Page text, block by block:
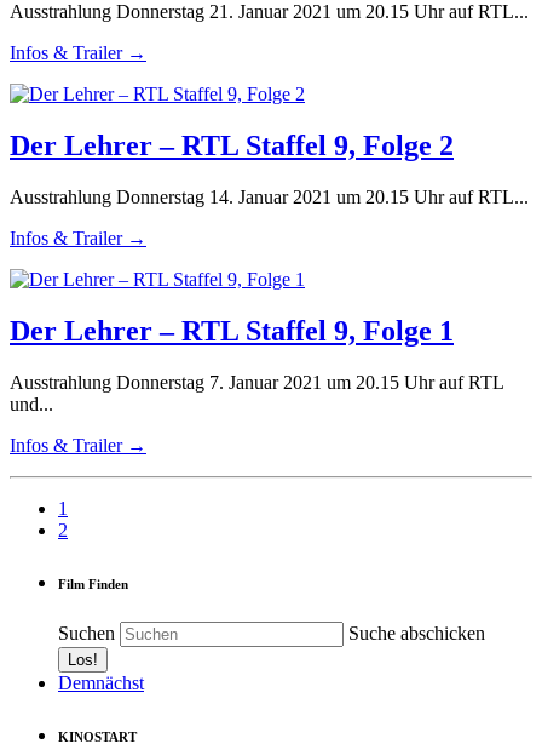
Ausstrahlung Donnerstag 21. Januar 2021 um 20.15 Uhr auf RTL...
Infos & Trailer →
Der Lehrer – RTL Staffel 9, Folge 2
Ausstrahlung Donnerstag 14. Januar 2021 um 20.15 Uhr auf RTL...
Infos & Trailer →
Der Lehrer – RTL Staffel 9, Folge 1
Ausstrahlung Donnerstag 7. Januar 2021 um 20.15 Uhr auf RTL
und...
Infos & Trailer →
1
2
Film Finden
Suchen Suche abschicken
Demnächst
KINOSTART